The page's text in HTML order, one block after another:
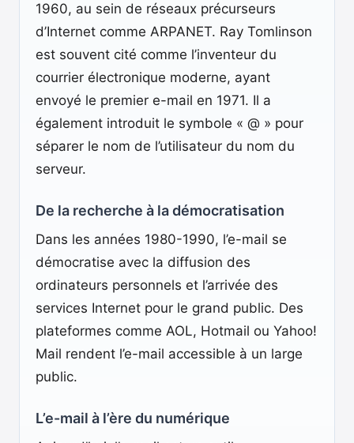
1960, au sein de réseaux précurseurs
d’Internet comme ARPANET. Ray Tomlinson
est souvent cité comme l’inventeur du
courrier électronique moderne, ayant
envoyé le premier e-mail en 1971. Il a
également introduit le symbole « @ » pour
séparer le nom de l’utilisateur du nom du
serveur.
De la recherche à la démocratisation
Dans les années 1980-1990, l’e-mail se
démocratise avec la diffusion des
ordinateurs personnels et l’arrivée des
services Internet pour le grand public. Des
plateformes comme AOL, Hotmail ou Yahoo!
Mail rendent l’e-mail accessible à un large
public.
L’e-mail à l’ère du numérique